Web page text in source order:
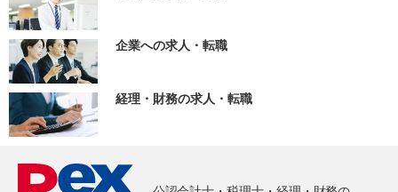
企業への求人・転職
経理・財務の求人・転職